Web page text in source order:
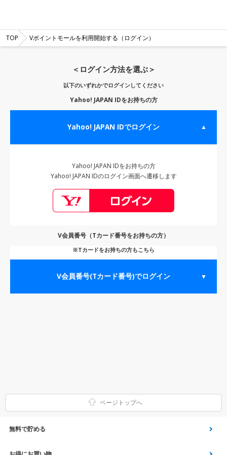
TOP Vポイントモールを利用開始する（ログイン）
＜ログイン方法を選ぶ＞
以下のいずれかでログインしてください
Yahoo! JAPAN IDをお持ちの方
Yahoo! JAPAN IDでログイン ▲
Yahoo! JAPAN IDをお持ちの方
Yahoo! JAPAN IDのログイン画面へ遷移します
V会員番号（Tカード番号をお持ちの方）
※Tカードをお持ちの方もこちら
V会員番号(Tカード番号)でログイン ▼
ページトップへ
無料で貯める